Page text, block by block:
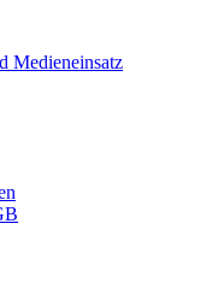
Medieneinsatz